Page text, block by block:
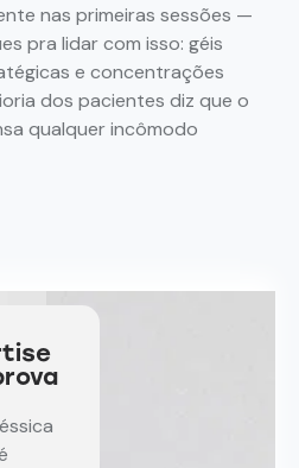
nas primeiras sessões —
pra lidar com isso: géis
e concentrações
dos pacientes diz que o
qualquer incômodo